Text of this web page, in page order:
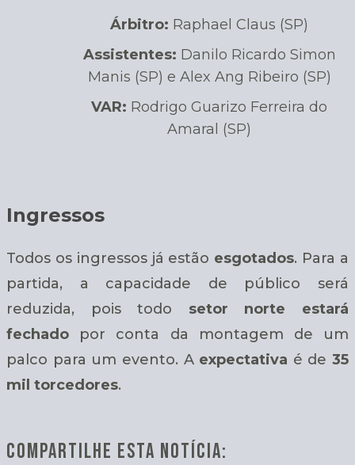
Árbitro: Raphael Claus (SP)
Assistentes: Danilo Ricardo Simon
Manis (SP) e Alex Ang Ribeiro (SP)
VAR: Rodrigo Guarizo Ferreira do
Amaral (SP)
Ingressos
Todos os ingressos já estão esgotados. Para a
partida, a capacidade de público será
reduzida, pois todo setor norte estará
fechado por conta da montagem de um
palco para um evento. A expectativa é de 35
mil torcedores.
COMPARTILHE ESTA NOTÍCIA: